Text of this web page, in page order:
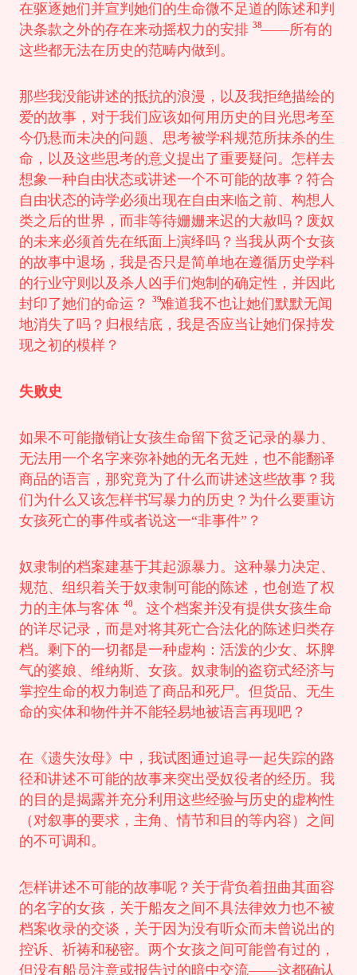
在驱逐她们并宣判她们的生命微不足道的陈述和判
决条款之外的存在来动摇权力的安排 38——所有的
这些都无法在历史的范畴内做到。
那些我没能讲述的抵抗的浪漫，以及我拒绝描绘的
爱的故事，对于我们应该如何用历史的目光思考至
今仍悬而未决的问题、思考被学科规范所抹杀的生
命，以及这些思考的意义提出了重要疑问。怎样去
想象一种自由状态或讲述一个不可能的故事？符合
自由状态的诗学必须出现在自由来临之前、构想人
类之后的世界，而非等待姗姗来迟的大赦吗？废奴
的未来必须首先在纸面上演绎吗？当我从两个女孩
的故事中退场，我是否只是简单地在遵循历史学科
的行业守则以及杀人凶手们炮制的确定性，并因此
封印了她们的命运？
39难道我不也让她们默默无闻
地消失了吗？归根结底，我是否应当让她们保持发
现之初的模样？
失败史
如果不可能撤销让女孩生命留下贫乏记录的暴力、
无法用一个名字来弥补她的无名无姓，也不能翻译
商品的语言，那究竟为了什么而讲述这些故事？我
们为什么又该怎样书写暴力的历史？为什么要重访
女孩死亡的事件或者说这一“非事件”？
奴隶制的档案建基于其起源暴力。这种暴力决定、
规范、组织着关于奴隶制可能的陈述，也创造了权
力的主体与客体 40。这个档案并没有提供女孩生命
的详尽记录，而是对将其死亡合法化的陈述归类存
档。剩下的一切都是一种虚构：活泼的少女、坏脾
气的婆娘、维纳斯、女孩。奴隶制的盗窃式经济与
掌控生命的权力制造了商品和死尸。但货品、无生
命的实体和物件并不能轻易地被语言再现吧？
在《遗失汝母》中，我试图通过追寻一起失踪的路
径和讲述不可能的故事来突出受奴役者的经历。我
的目的是揭露并充分利用这些经验与历史的虚构性
（对叙事的要求，主角、情节和目的等内容）之间
的不可调和。
怎样讲述不可能的故事呢？关于背负着扭曲其面容
的名字的女孩，关于船友之间不具法律效力也不被
档案收录的交谈，关于因为没有听众而未曾说出的
控诉、祈祷和秘密。两个女孩之间可能曾有过的，
但没有船员注意或报告过的暗中交流——这都确认